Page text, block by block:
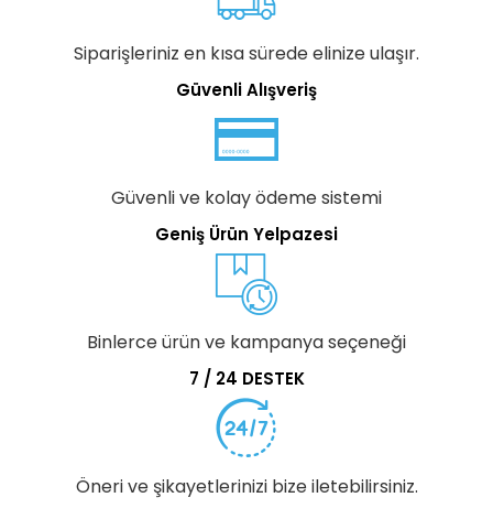
Siparişleriniz en kısa sürede elinize ulaşır.
Güvenli Alışveriş
Güvenli ve kolay ödeme sistemi
Geniş Ürün Yelpazesi
Binlerce ürün ve kampanya seçeneği
7 / 24 DESTEK
Öneri ve şikayetlerinizi bize iletebilirsiniz.